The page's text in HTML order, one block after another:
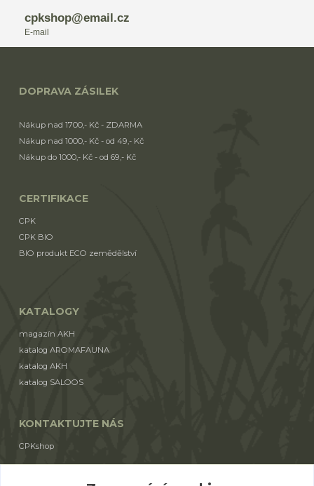
cpkshop@email.cz
E-mail
DOPRAVA ZÁSILEK
Nákup nad 1700,- Kč - ZDARMA
Nákup nad 1000,- Kč - od 49,- Kč
Nákup do 1000,- Kč - od 69,- Kč
CERTIFIKACE
CPK
CPK BIO
BIO produkt ECO zemědělství
KATALOGY
magazín AKH
katalog AROMAFAUNA
katalog AKH
katalog SALOOS
KONTAKTUJTE NÁS
CPKshop